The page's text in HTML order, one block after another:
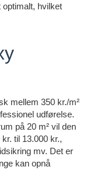
optimalt, hvilket
mellem 350 kr./m²
udførelse.
på 20 m² vil den
til 13.000 kr.,
mv. Det er
kan opnå